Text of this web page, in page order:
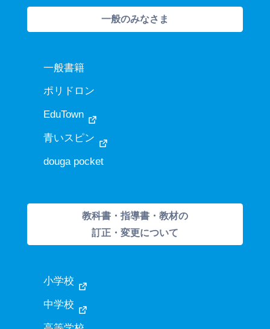
一般のみなさま
一般書籍
ポリドロン
EduTown
青いスピン
douga pocket
教科書・指導書・教材の
訂正・変更について
小学校
中学校